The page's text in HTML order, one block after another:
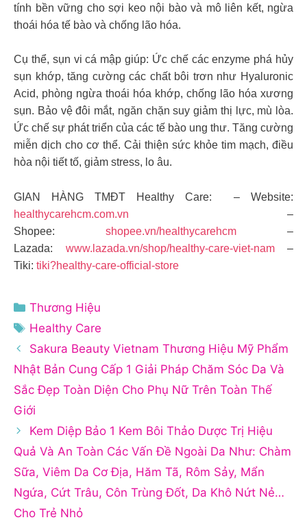
tính bền vững cho sợi keo nội bào và mô liên kết, ngừa
thoái hóa tế bào và chống lão hóa.
Cụ thể, sụn vi cá mập giúp: Ức chế các enzyme phá hủy
sụn khớp, tăng cường các chất bôi trơn như Hyaluronic
Acid, phòng ngừa thoái hóa khớp, chống lão hóa xương
sụn. Bảo vệ đôi mắt, ngăn chặn suy giảm thị lực, mù lòa.
Ức chế sự phát triển của các tế bào ung thư. Tăng cường
miễn dịch cho cơ thể. Cải thiện sức khỏe tim mạch, điều
hòa nội tiết tố, giảm stress, lo âu.
GIAN HÀNG TMĐT Healthy Care: – Website:
healthycarehcm.com.vn –
Shopee: shopee.vn/healthycarehcm –
Lazada: www.lazada.vn/shop/healthy-care-viet-nam–
Tiki: tiki?healthy-care-official-store
Danh
mục
Thương Hiệu
Thẻ
Healthy Care
Sakura Beauty Vietnam Thương Hiệu Mỹ Phẩm
Nhật Bản Cung Cấp 1 Giải Pháp Chăm Sóc Da Và
Sắc Đẹp Toàn Diện Cho Phụ Nữ Trên Toàn Thế
Giới
Kem Diệp Bảo 1 Kem Bôi Thảo Dược Trị Hiệu
Quả Và An Toàn Các Vấn Đề Ngoài Da Như: Chàm
Sữa, Viêm Da Cơ Địa, Hăm Tã, Rôm Sảy, Mẩn
Ngứa, Cứt Trâu, Côn Trùng Đốt, Da Khô Nứt Nẻ…
Cho Trẻ Nhỏ